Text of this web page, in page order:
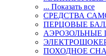
... Показать все
СРЕДСТВА
ПЕРЦОВЫЕ
АЭРОЗОЛЬНЫЕ
ПОХОДНОЕ